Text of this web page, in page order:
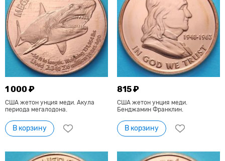
1 000 ₽
США жетон унция меди. Акула
периода мегалодона.
В корзину
815 ₽
США жетон унция меди.
Бенджамин Франклин.
В корзину